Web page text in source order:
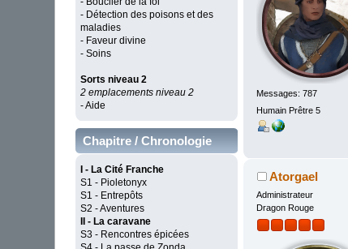
- Détection des poisons et des
maladies
- Faveur divine
- Soins
Sorts niveau 2
2 emplacements niveau 2
- Aide
Chapitre / Chronologie
I - La Cité Franche
S1 - Pioletonyx
S1 - Entrepôts
S2 - Aventures
II - La caravane
S3 - Rencontres épicées
Messages: 787
Humain Prêtre 5
Atorgael
Administrateur
Dragon Rouge